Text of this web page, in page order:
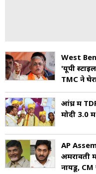
West
'यूपी
TMC ने
आंध्र में
मोदी 3.0
AP
अमरावती
नायडू, CM